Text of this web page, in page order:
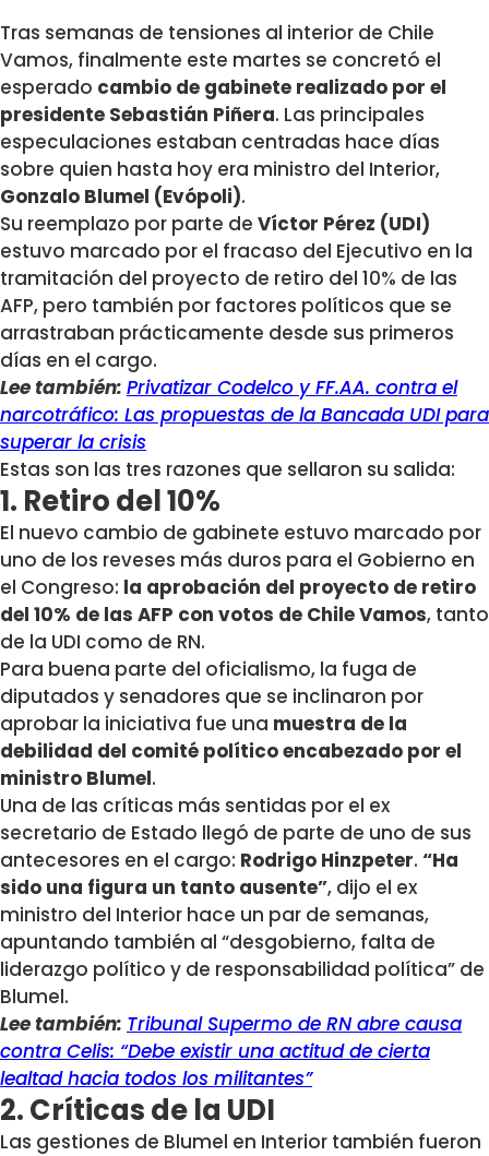
Tras semanas de tensiones al interior de Chile
Vamos, finalmente este martes se concretó el
esperado cambio de gabinete realizado por el
presidente Sebastián Piñera. Las principales
especulaciones estaban centradas hace días
sobre quien hasta hoy era ministro del Interior,
Gonzalo Blumel (Evópoli).
Su reemplazo por parte de Víctor Pérez (UDI)
estuvo marcado por el fracaso del Ejecutivo en la
tramitación del proyecto de retiro del 10% de las
AFP, pero también por factores políticos que se
arrastraban prácticamente desde sus primeros
días en el cargo.
Lee también: Privatizar Codelco y FF.AA. contra el
narcotráfico: Las propuestas de la Bancada UDI para
superar la crisis
Estas son las tres razones que sellaron su salida:
1. Retiro del 10%
El nuevo cambio de gabinete estuvo marcado por
uno de los reveses más duros para el Gobierno en
el Congreso: la aprobación del proyecto de retiro
del 10% de las AFP con votos de Chile Vamos, tanto
de la UDI como de RN.
Para buena parte del oficialismo, la fuga de
diputados y senadores que se inclinaron por
aprobar la iniciativa fue una muestra de la
debilidad del comité político encabezado por el
ministro Blumel.
Una de las críticas más sentidas por el ex
secretario de Estado llegó de parte de uno de sus
antecesores en el cargo: Rodrigo Hinzpeter. “Ha
sido una figura un tanto ausente”, dijo el ex
ministro del Interior hace un par de semanas,
apuntando también al “desgobierno, falta de
liderazgo político y de responsabilidad política” de
Blumel.
Lee también: Tribunal Supermo de RN abre causa
contra Celis: “Debe existir una actitud de cierta
lealtad hacia todos los militantes”
2. Críticas de la UDI
Las gestiones de Blumel en Interior también fueron